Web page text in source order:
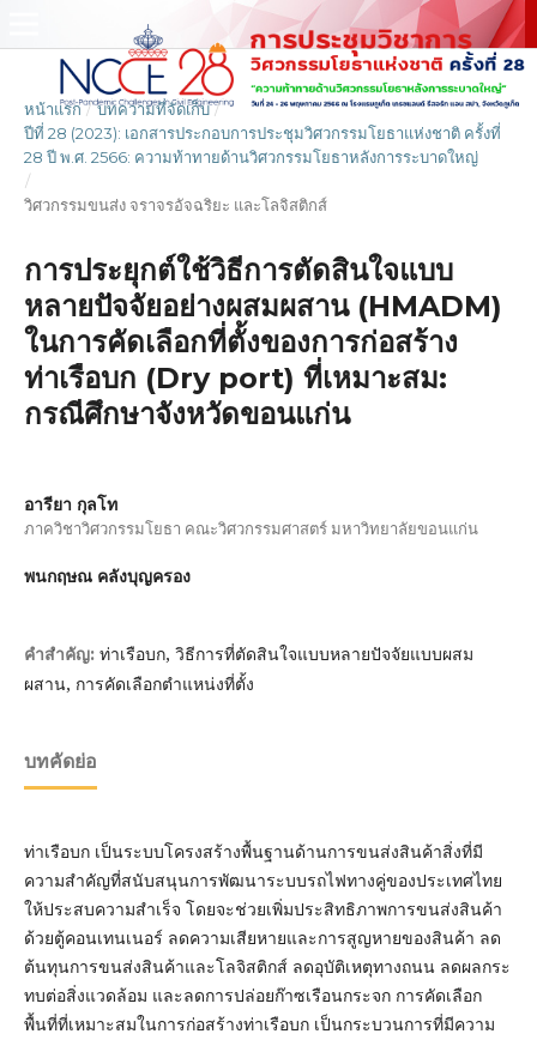
หน้าแรก / บทความที่จัดเก็บ /
ปีที่ 28 (2023): เอกสารประกอบการประชุมวิศวกรรมโยธาแห่งชาติ ครั้งที่
28 ปี พ.ศ. 2566: ความท้าทายด้านวิศวกรรมโยธาหลังการระบาดใหญ่
/
วิศวกรรมขนส่ง จราจรอัจฉริยะ และโลจิสติกส์
การประยุกต์ใช้วิธีการตัดสินใจแบบ
หลายปัจจัยอย่างผสมผสาน (HMADM)
ในการคัดเลือกที่ตั้งของการก่อสร้าง
ท่าเรือบก (Dry port) ที่เหมาะสม:
กรณีศึกษาจังหวัดขอนแก่น
อารียา กุลโท
ภาควิชาวิศวกรรมโยธา คณะวิศวกรรมศาสตร์ มหาวิทยาลัยขอนแก่น
พนกฤษณ คลังบุญครอง
คำสำคัญ: ท่าเรือบก, วิธีการที่ตัดสินใจแบบหลายปัจจัยแบบผสม
ผสาน, การคัดเลือกตำแหน่งที่ตั้ง
บทคัดย่อ
ท่าเรือบก เป็นระบบโครงสร้างพื้นฐานด้านการขนส่งสินค้าสิ่งที่มี
ความสำคัญที่สนับสนุนการพัฒนาระบบรถไฟทางคู่ของประเทศไทย
ให้ประสบความสำเร็จ โดยจะช่วยเพิ่มประสิทธิภาพการขนส่งสินค้า
ด้วยตู้คอนเทนเนอร์ ลดความเสียหายและการสูญหายของสินค้า ลด
ต้นทุนการขนส่งสินค้าและโลจิสติกส์ ลดอุบัติเหตุทางถนน ลดผลกระ
ทบต่อสิ่งแวดล้อม และลดการปล่อยก๊าซเรือนกระจก การคัดเลือก
พื้นที่ที่เหมาะสมในการก่อสร้างท่าเรือบก เป็นกระบวนการที่มีความ